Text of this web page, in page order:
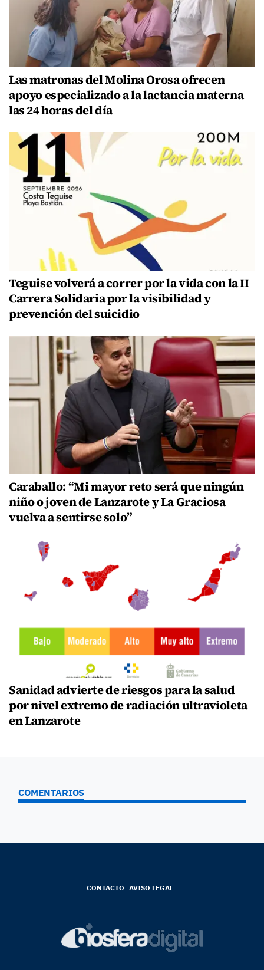
Las matronas del Molina Orosa ofrecen
apoyo especializado a la lactancia materna
las 24 horas del día
Teguise volverá a correr por la vida con la II
Carrera Solidaria por la visibilidad y
prevención del suicidio
Caraballo: “Mi mayor reto será que ningún
niño o joven de Lanzarote y La Graciosa
vuelva a sentirse solo”
Sanidad advierte de riesgos para la salud
por nivel extremo de radiación ultravioleta
en Lanzarote
COMENTARIOS
CONTACTO AVISO LEGAL